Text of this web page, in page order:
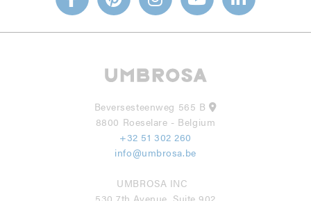
Beversesteenweg 565 B
8800 Roeselare - Belgium
+32 51 302 260
info@umbrosa.be
UMBROSA INC
530 7th Avenue, Suite 902